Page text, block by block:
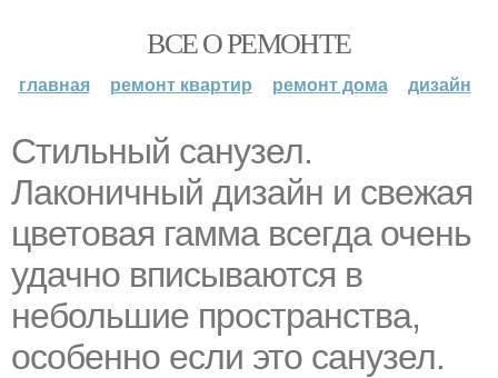
ВСЕ О РЕМОНТЕ
главная ремонт квартир ремонт дома дизайн
Стильный санузел.
Лаконичный дизайн и свежая
цветовая гамма всегда очень
удачно вписываются в
небольшие пространства,
особенно если это санузел.